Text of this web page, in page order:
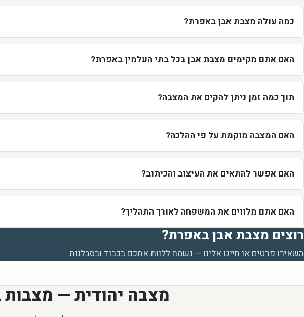
כמה עולה מצבת אבן באפרת?
האם אתם מקימים מצבת אבן בכל בתי העלמין באפרת?
תוך כמה זמן ניתן להקים את המצבה?
האם המצבה מוקמת על פי ההלכה?
האם אפשר להתאים את העיצוב והכיתוב?
האם אתם מלווים את המשפחה לאורך התהליך?
רוצים מצבת אבן באפרת?
השאירו פרטים או חייגו אלינו — נשמח ללוות אתכם בכבוד ובסבלנות.
מצבה יהודית — מצבות